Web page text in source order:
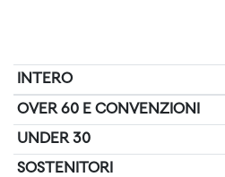
INTERO
OVER 60 E CONVENZIONI
UNDER 30
SOSTENITORI